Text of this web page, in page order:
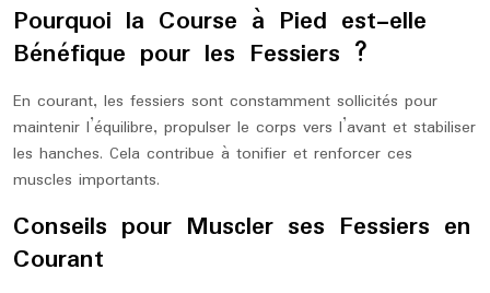
Pourquoi la Course à Pied est-elle
Bénéfique pour les Fessiers ?
En courant, les fessiers sont constamment sollicités pour
maintenir l’équilibre, propulser le corps vers l’avant et stabiliser
les hanches. Cela contribue à tonifier et renforcer ces
muscles importants.
Conseils pour Muscler ses Fessiers en
Courant